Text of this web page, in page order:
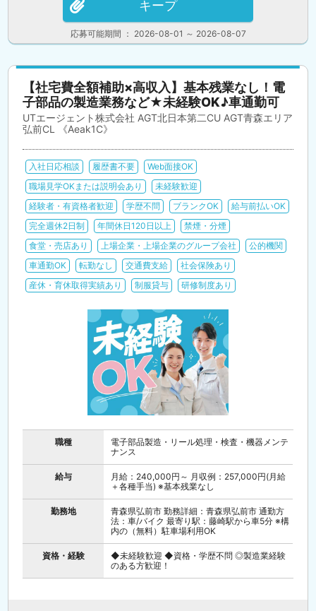
応募可能期間 ： 2026-08-01 ～ 2026-08-07
キープ
【社宅費全額補助×高収入】基本残業なし！電
子部品の製造業務など★未経験OK♪車通勤可
UTエージェント株式会社 AGT北日本第二CU AGT青森エリア
弘前CL 《Aeak1C》
入社日応相談 履歴書不要
Web面接OK
職場見学OKまたは説明会あり
未経験歓迎
経験者・有資格者歓迎
学歴不問 ブランクOK
給与前払いOK
完全週休2日制
年間休日120日以上
禁煙・分煙
食堂・売店あり
上場企業・上場企業のグループ会社
公的機関
車通勤OK
転勤なし 交通費支給
社会保険あり
産休・育休取得実績あり
制服貸与 研修制度あり
職種
電子部品製造・リール処理・検査・機器メンテ
ナンス
給与
月給：240,000円～ 月収例：257,000円(月給
＋各種手当) ※基本残業なし
勤務地
青森県弘前市 勤務詳細：青森県弘前市 通勤方
法：車/バイク 最寄り駅：藤崎駅から車5分 ※構
内の（無料）駐車場利用OK
資格・経験
◆未経験歓迎 ◆資格・学歴不問 ◎製造業経験
のある方歓迎！